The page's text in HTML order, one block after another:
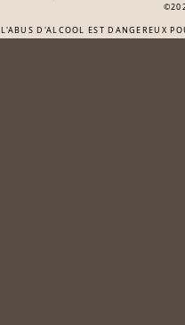
L'ABUS D'ALCOOL EST DANGEREUX